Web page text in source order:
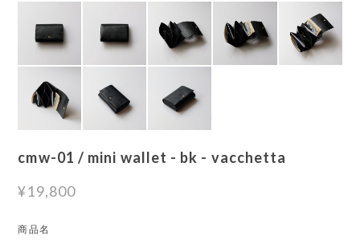
cmw-01 / mini wallet - bk - vacchetta
¥19,800
商品名